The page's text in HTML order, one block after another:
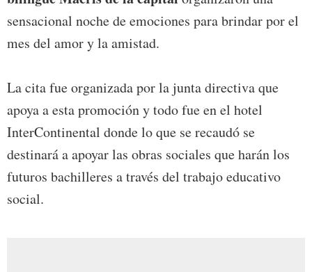
sensacional noche de emociones para brindar por el
mes del amor y la amistad.
La cita fue organizada por la junta directiva que
apoya a esta promoción y todo fue en el hotel
InterContinental donde lo que se recaudó se
destinará a apoyar las obras sociales que harán los
futuros bachilleres a través del trabajo educativo
social.